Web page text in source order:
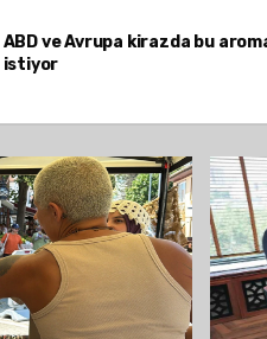
ABD ve Avrupa kirazda bu
istiyor